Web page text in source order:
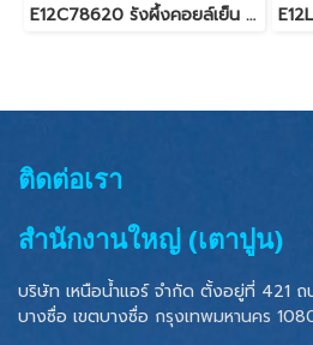
E12C78620 รังผึ้งคอยล์เย็น สำหรับแอร์มิตซู รุ่น MS-SGE18
ติดต่อเรา
สำนักงานใหญ่ (เตาปูน)
บริษัท เหนือน้ำแอร์ จำกัด ตั้งอยู่ที่ 421
บางซื่อ เขตบางซื่อ กรุงเทพมหานคร